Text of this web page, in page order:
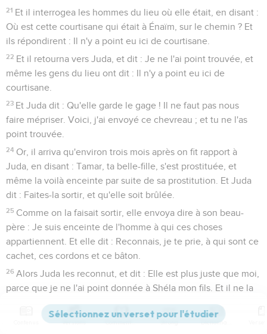
21 Et il interrogea les hommes du lieu où elle était, en disant :
Où est cette courtisane qui était à Énaïm, sur le chemin ? Et
ils répondirent : Il n'y a point eu ici de courtisane.
22 Et il retourna vers Juda, et dit : Je ne l'ai point trouvée, et
même les gens du lieu ont dit : Il n'y a point eu ici de
courtisane.
23 Et Juda dit : Qu'elle garde le gage ! Il ne faut pas nous
faire mépriser. Voici, j'ai envoyé ce chevreau ; et tu ne l'as
point trouvée.
24 Or, il arriva qu'environ trois mois après on fit rapport à
Juda, en disant : Tamar, ta belle-fille, s'est prostituée, et
même la voilà enceinte par suite de sa prostitution. Et Juda
dit : Faites-la sortir, et qu'elle soit brûlée.
25 Comme on la faisait sortir, elle envoya dire à son beau-
père : Je suis enceinte de l'homme à qui ces choses
appartiennent. Et elle dit : Reconnais, je te prie, à qui sont ce
cachet, ces cordons et ce bâton.
26 Alors Juda les reconnut, et dit : Elle est plus juste que moi,
parce que je ne l'ai point donnée à Shéla mon fils. Et il ne la
connut plus.
Et à l'époque où elle devait accoucher, il se trouva qu'il y
Versions Commentaires Strong